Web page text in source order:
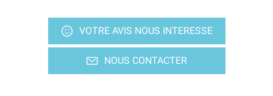
VOTRE AVIS NOUS INTERESSE
NOUS CONTACTER